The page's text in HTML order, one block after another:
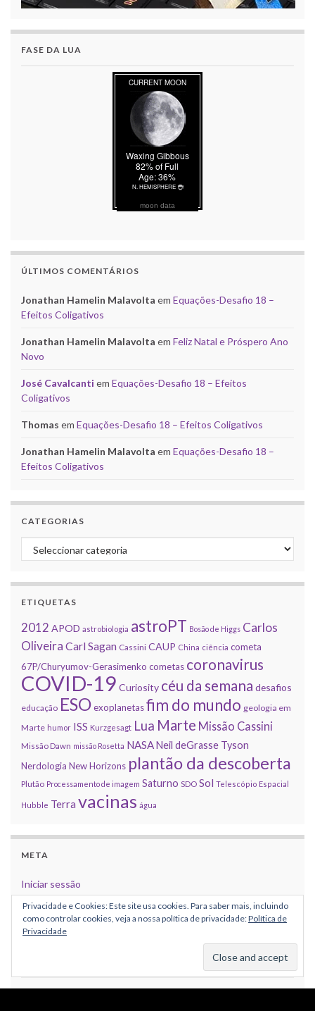
FASE DA LUA
moon data
ÚLTIMOS COMENTÁRIOS
Jonathan Hamelin Malavolta em Equações-Desafio 18 –
Efeitos Coligativos
Jonathan Hamelin Malavolta em Feliz Natal e Próspero Ano
Novo
José Cavalcanti em Equações-Desafio 18 – Efeitos
Coligativos
Thomas em Equações-Desafio 18 – Efeitos Coligativos
Jonathan Hamelin Malavolta em Equações-Desafio 18 –
Efeitos Coligativos
CATEGORIAS
Categorias
ETIQUETAS
2012 APOD astrobiologia astroPT Bosão de Higgs Carlos
Oliveira Carl Sagan Cassini CAUP China ciência cometa
67P/Churyumov-Gerasimenko cometas coronavirus
COVID-19 Curiosity céu da semana desafios
educação ESOexoplanetasfim do mundo geologia em
Marte humor ISS Kurzgesagt Lua Marte Missão Cassini
Missão Dawn missão Rosetta NASANeil deGrasse Tyson
Nerdologia New Horizons plantão da descoberta
Plutão Processamento de imagem Saturno SDO Sol Telescópio Espacial
Hubble Terra vacinas água
META
Iniciar sessão
Feed de entradas
Feed de comentários
Privacidade e Cookies: Este site usa cookies. Para saber mais, incluindo
como controlar cookies, veja a nossa política de privacidade:Política de
Privacidade